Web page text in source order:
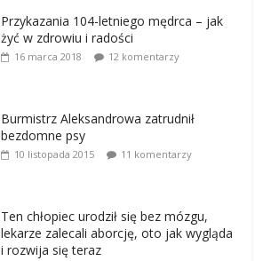
Przykazania 104-letniego mędrca – jak
żyć w zdrowiu i radości
16 marca 2018 12 komentarzy
Burmistrz Aleksandrowa zatrudnił
bezdomne psy
10 listopada 2015 11 komentarzy
Ten chłopiec urodził się bez mózgu,
lekarze zalecali aborcję, oto jak wygląda
i rozwija się teraz